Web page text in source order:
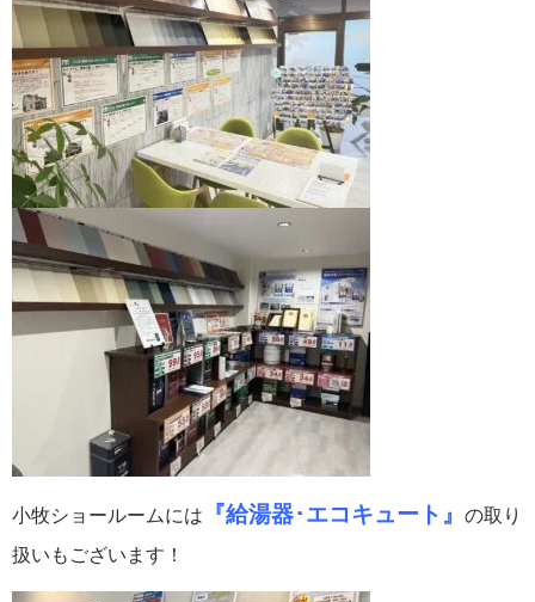
小牧ショールームには 『給湯器･エコキュート』
の取り
扱いもございます！